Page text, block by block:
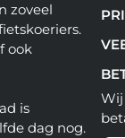
zoveel
ook
is
dag nog.
Wij